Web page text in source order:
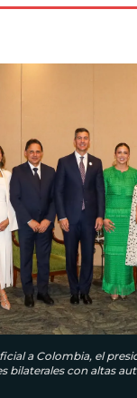
a Colombia, el
bilaterales con altas